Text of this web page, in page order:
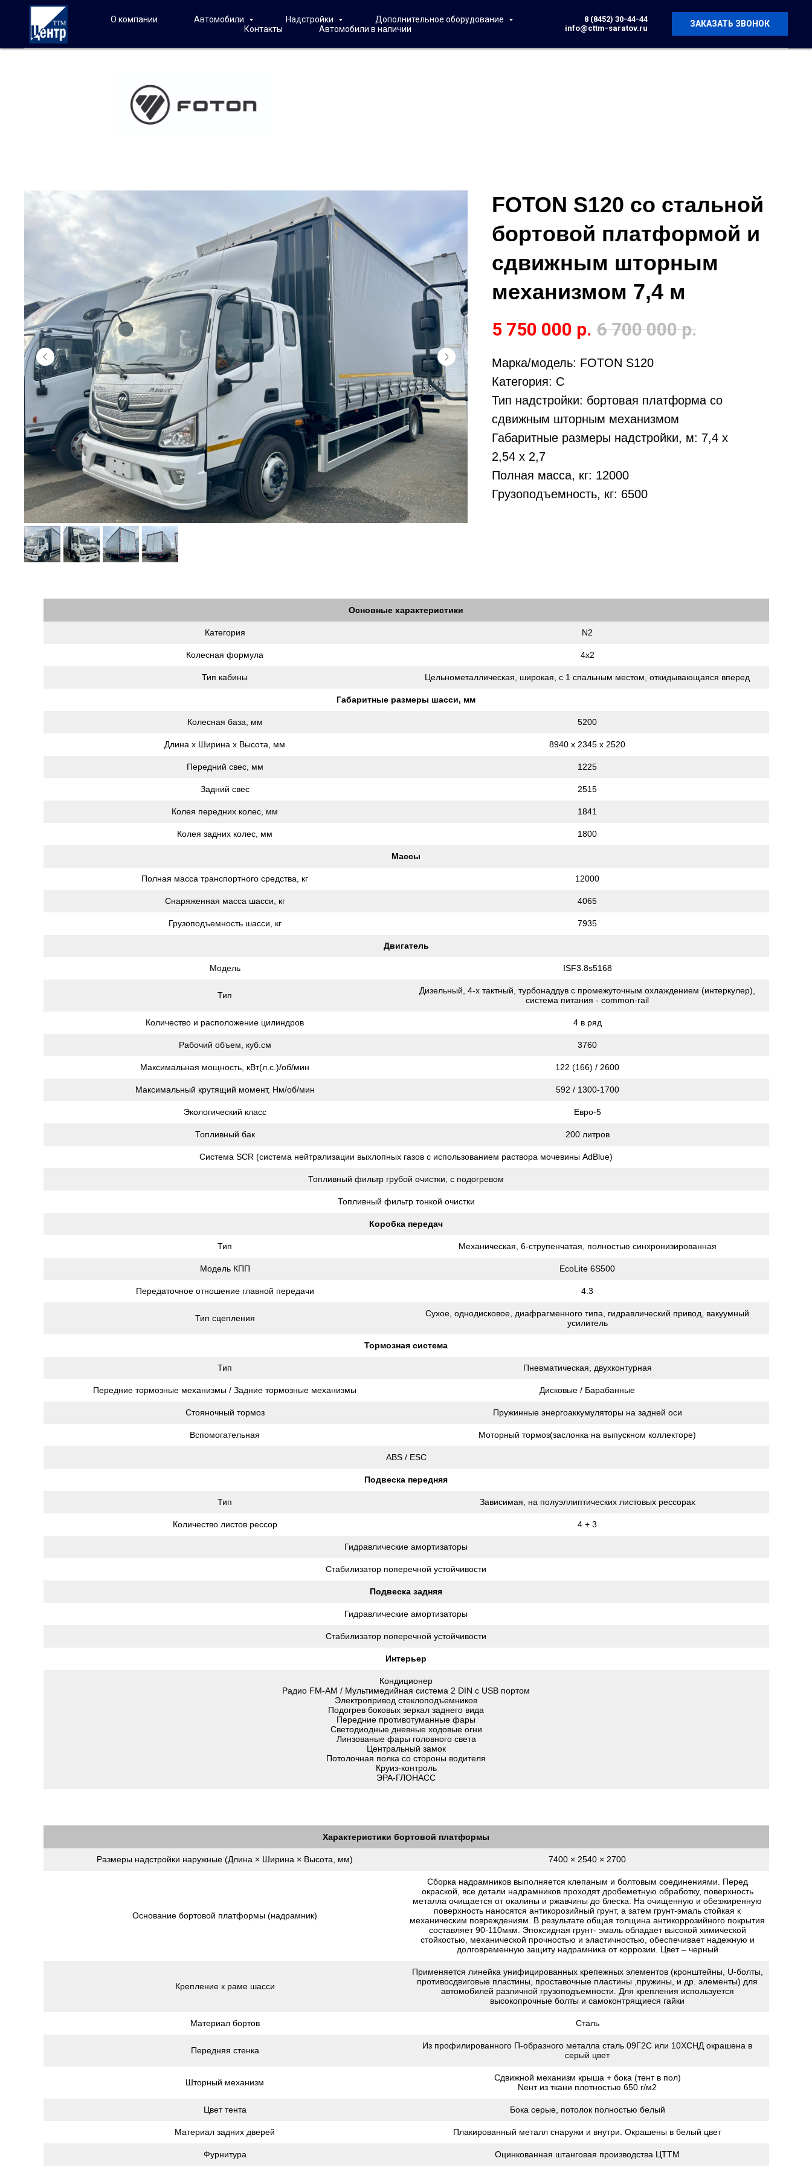
О компании Автомобили Надстройки
Дополнительное оборудование
Контакты
Автомобили в наличии
8 (8452) 30-44-44
info@cttm-saratov.ru
ЗАКАЗАТЬ ЗВОНОК
FOTON S120 со стальной
бортовой платформой и
сдвижным шторным
механизмом 7,4 м
5 750 000 р. 6 700 000 р.
Марка/модель: FOTON S120
Категория: С
Тип надстройки: бортовая платформа со
сдвижным шторным механизмом
Габаритные размеры надстройки, м: 7,4 х
2,54 х 2,7
Полная масса, кг: 12000
Грузоподъемность, кг: 6500
Основные характеристики
Категория N2
Колесная формула 4х2
Тип кабины Цельнометаллическая, широкая, c 1 спальным местом, откидывающаяся вперед
Габаритные размеры шасси, мм
Колесная база, мм 5200
Длина х Ширина х Высота, мм 8940 х 2345 х 2520
Передний свес, мм 1225
Задний свес 2515
Колея передних колес, мм 1841
Колея задних колес, мм 1800
Массы
Полная масса транспортного средства, кг 12000
Снаряженная масса шасси, кг 4065
Грузоподъемность шасси, кг 7935
Двигатель
Модель ISF3.8s5168
Тип
Дизельный, 4-х тактный, турбонаддув с промежуточным охлаждением (интеркулер),
система питания - common-rail
Количество и расположение цилиндров 4 в ряд
Рабочий объем, куб.см 3760
Максимальная мощность, кВт(л.с.)/об/мин 122 (166) / 2600
Максимальный крутящий момент, Нм/об/мин 592 / 1300-1700
Экологический класс Евро-5
Топливный бак 200 литров
Система SCR (система нейтрализации выхлопных газов с использованием раствора мочевины AdBlue)
Топливный фильтр грубой очистки, с подогревом
Топливный фильтр тонкой очистки
Коробка передач
Тип Механическая, 6-струпенчатая, полностью синхронизированная
Модель КПП EcoLite 6S500
Передаточное отношение главной передачи 4.3
Тип сцепления
Сухое, однодисковое, диафрагменного типа, гидравлический привод, вакуумный
усилитель
Тормозная система
Тип Пневматическая, двухконтурная
Передние тормозные механизмы / Задние тормозные механизмы Дисковые / Барабанные
Стояночный тормоз Пружинные энергоаккумуляторы на задней оси
Вспомогательная Моторный тормоз(заслонка на выпускном коллекторе)
ABS / ESC
Подвеска передняя
Тип Зависимая, на полуэллиптических листовых рессорах
Количество листов рессор 4 + 3
Гидравлические амортизаторы
Стабилизатор поперечной устойчивости
Подвеска задняя
Гидравлические амортизаторы
Стабилизатор поперечной устойчивости
Интерьер
Кондиционер
Радио FM-AM / Мультимедийная система 2 DIN c USB портом
Электропривод стеклоподъемников
Подогрев боковых зеркал заднего вида
Передние противотуманные фары
Светодиодные дневные ходовые огни
Линзованые фары головного света
Центральный замок
Потолочная полка со стороны водителя
Круиз-контроль
ЭРА-ГЛОНАСС
Характеристики бортовой платформы
Размеры надстройки наружные (Длина × Ширина × Высота, мм) 7400 × 2540 × 2700
Основание бортовой платформы (надрамник)
Сборка надрамников выполняется клепаным и болтовым соединениями. Перед
окраской, все детали надрамников проходят дробеметную обработку, поверхность
металла очищается от окалины и ржавчины до блеска. На очищенную и обезжиренную
поверхность наносятся антикорозийный грунт, а затем грунт-эмаль стойкая к
механическим повреждениям. В результате общая толщина антикоррозийного покрытия
составляет 90-110мкм. Эпоксидная грунт- эмаль обладает высокой химической
стойкостью, механической прочностью и эластичностью, обеспечивает надежную и
долговременную защиту надрамника от коррозии. Цвет – черный
Крепление к раме шасси
Применяется линейка унифицированных крепежных элементов (кронштейны, U-болты,
противосдвиговые пластины, проставочные пластины ,пружины, и др. элементы) для
автомобилей различной грузоподъемности. Для крепления используется
высокопрочные болты и самоконтрящиеся гайки
Материал бортов Сталь
Передняя стенка
Из профилированного П-образного металла сталь 09Г2С или 10ХСНД окрашена в
серый цвет
Шторный механизм
Сдвижной механизм крыша + бока (тент в пол)
Nент из ткани плотностью 650 г/м2
Цвет тента Бока серые, потолок полностью белый
Материал задних дверей Плакированный металл снаружи и внутри. Окрашены в белый цвет
Фурнитура Оцинкованная штанговая производства ЦТТМ